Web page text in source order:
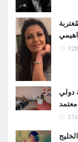
دولي
معتمد